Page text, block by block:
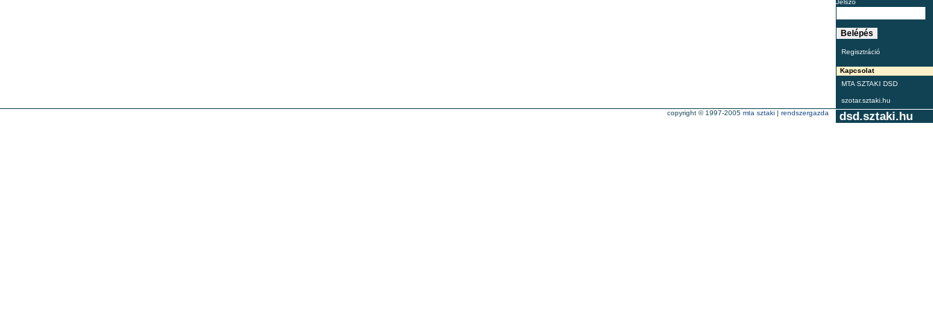
Jelszó
Regisztráció
Kapcsolat
MTA SZTAKI DSD
szotar.sztaki.hu
dsd.sztaki.hu
copyright © 1997-2005 mta sztaki | rendszergazda